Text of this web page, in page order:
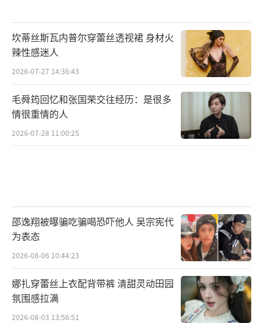
坎蒂丝斯瓦内普尔穿蕾丝透视裙 身材火
辣性感迷人
2026-07-27 14:36:43
毛舜筠回忆和张国荣交往经历：是很多
情很重情的人
2026-07-28 11:00:25
邵逸翔被曝骗吃骗喝恐吓他人 吴宗宪代
为表态
2026-08-06 10:44:23
娜扎穿蕾丝上衣配背带裤 清甜灵动田园
氛围感拉满
2026-08-03 13:56:51